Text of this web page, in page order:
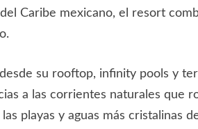
Caribe mexicano, el resort
su rooftop, infinity pools y
a las corrientes naturales que
playas y aguas más cristalinas